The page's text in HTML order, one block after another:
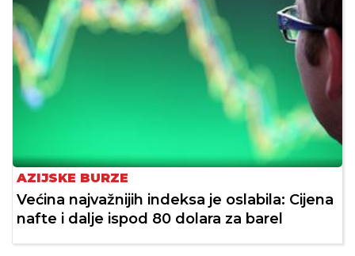
AZIJSKE BURZE
Većina najvažnijih indeksa je oslabila: Cijena
nafte i dalje ispod 80 dolara za barel